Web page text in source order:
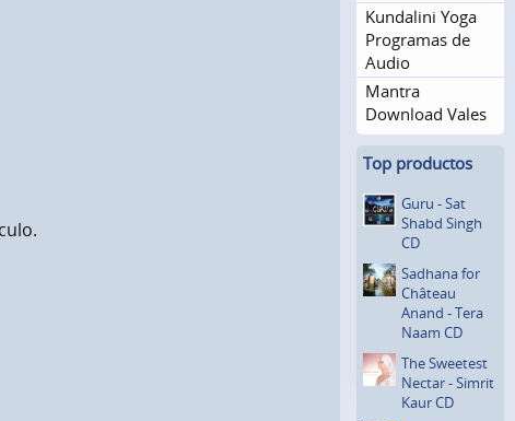
Kundalini Yoga
Programas de
Audio
Mantra
Download Vales
Top productos
Guru - Sat
Shabd Singh
CD
Sadhana for
Château
Anand - Tera
Naam CD
The Sweetest
Nectar - Simrit
Kaur CD